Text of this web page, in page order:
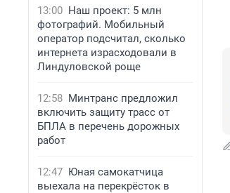
13:00 Наш проект: 5 млн
фотографий. Мобильный
оператор подсчитал, сколько
интернета израсходовали в
Линдуловской роще
12:58 Минтранс предложил
включить защиту трасс от
БПЛА в перечень дорожных
работ
12:47 Юная самокатчица
выехала на перекрёсток в